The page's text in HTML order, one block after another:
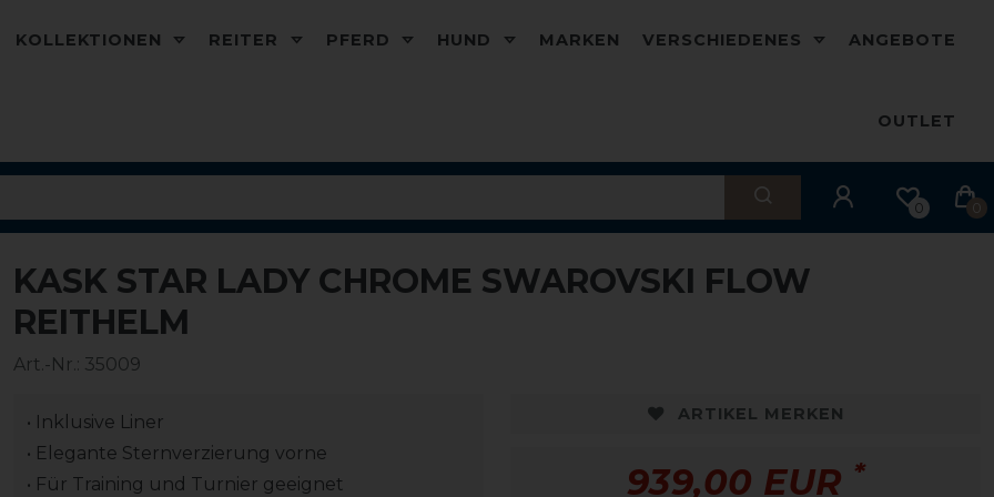
KOLLEKTIONEN REITER PFERD HUND MARKEN VERSCHIEDENES ANGEBOTE
OUTLET
0 0
KASK STAR LADY CHROME SWAROVSKI FLOW
REITHELM
Art.-Nr.: 35009
• Inklusive Liner
• Elegante Sternverzierung vorne
• Für Training und Turnier geeignet
ARTIKEL MERKEN
939,00 EUR *